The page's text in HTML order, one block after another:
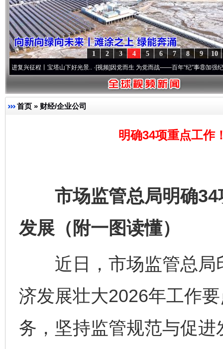
10
9
8
7
6
5
4
3
2
1
下好光景..·[视频]因党而生 为党而战——百年“纪”事⑧加强纪律..·[视频]牢记初心
首页 » 财经/企业公司
明确34项重点工作
市场监管总局明确34
发展（附一图读懂）
近日，市场监管总局
济发展壮大2026年工作
务，坚持监管规范与促